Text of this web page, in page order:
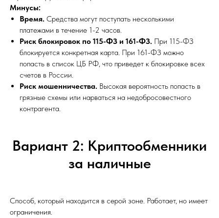
Минусы:
Время. Средства могут поступать несколькими
платежами в течение 1-2 часов.
Риск блокировок по 115-ФЗ и 161-ФЗ. При 115-ФЗ
блокируется конкретная карта. При 161-ФЗ можно
попасть в список ЦБ РФ, что приведет к блокировке всех
счетов в России.
Риск мошенничества. Высокая вероятность попасть в
грязные схемы или нарваться на недобросовестного
контрагента.
Вариант 2: Криптообменники
за наличные
Способ, который находится в серой зоне. Работает, но имеет
ограничения.